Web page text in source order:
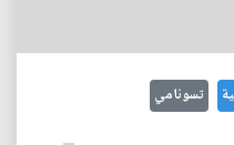
تسونامي